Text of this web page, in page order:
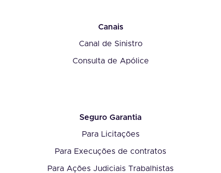
Canais
Canal de Sinistro
Consulta de Apólice
Seguro Garantia
Para Licitações
Para Execuções de contratos
Para Ações Judiciais Trabalhistas